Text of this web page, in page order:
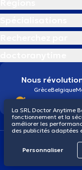
Nous
GrèceBelgique
Conditions
La SRL Doctor Anytime
fonctionnement et la
améliorer les
des publicités adaptées
Personnaliser